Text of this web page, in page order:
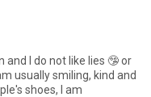
I do not like lies 🤥 or
usually smiling, kind and
shoes, I am